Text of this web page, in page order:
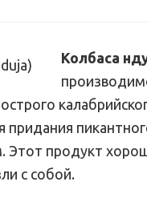
Колбаса
продукт
с собой.